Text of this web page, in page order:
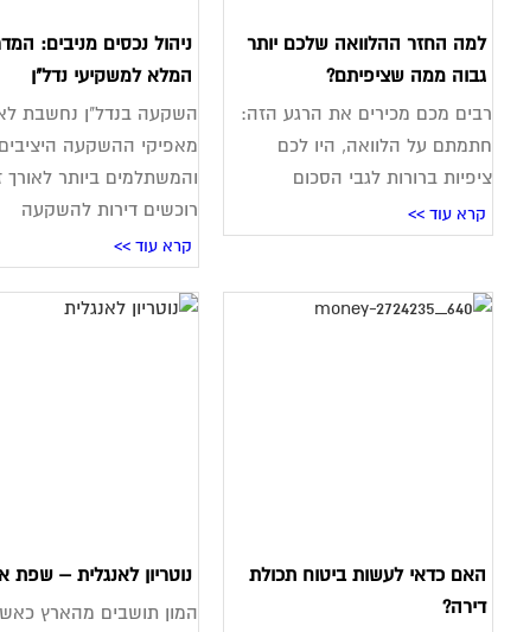
למה החזר ההלוואה שלכם יותר
גבוה ממה שציפיתם?
רבים מכם מכירים את הרגע הזה:
חתמתם על הלוואה, היו לכם
ציפיות ברורות לגבי הסכום
קרא עוד >>
ניהול נכסים מניבים:
המלא למשקיעי נדל"ן
השקעה בנדל"ן נחשבת
מאפיקי ההשקעה היציבים
והמשתלמים ביותר לאורך
רוכשים דירות להשקעה
קרא עוד >>
האם כדאי לעשות ביטוח תכולת
דירה?
נוטריון לאנגלית – שפת
המון תושבים מהארץ